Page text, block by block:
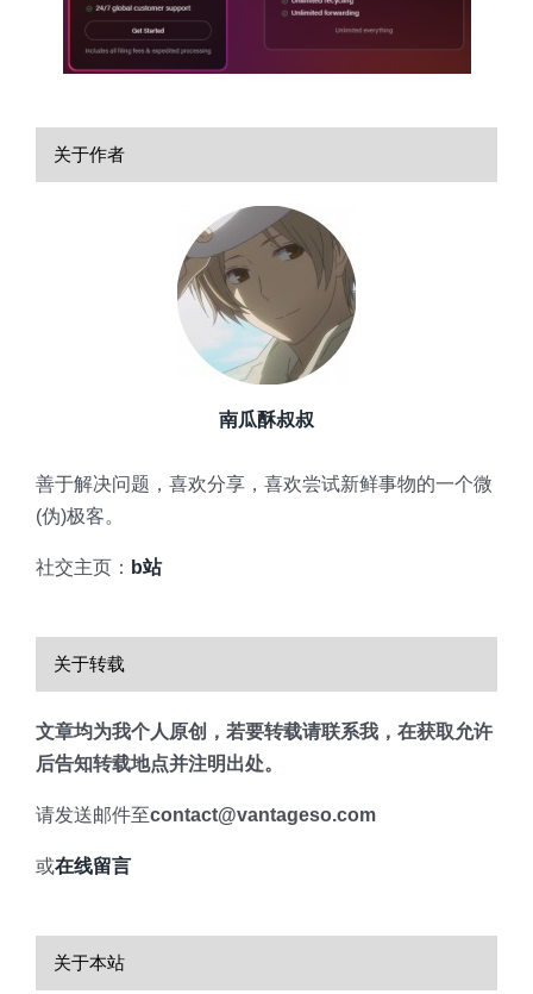
关于作者
南瓜酥叔叔
善于解决问题，喜欢分享，喜欢尝试新鲜事物的一个微
(伪)极客。
社交主页： b站
关于转载
文章均为我个人原创，若要转载请联系我，在获取允许
后告知转载地点并注明出处。
请发送邮件至contact@vantageso.com
或在线留言
关于本站